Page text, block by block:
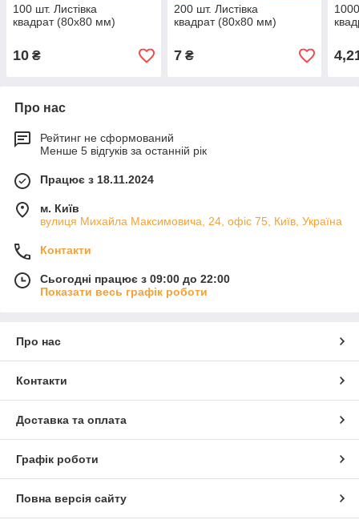
100 шт. Листівка
квадрат (80х80 мм)
10 ₴
200 шт. Листівка
квадрат (80х80 мм)
7₴
Про нас
Рейтинг не сформований
Менше 5 відгуків за останній рік
Працює з 18.11.2024
м. Київ
вулиця Михайла Максимовича, 24, офіс 75, Київ, Україна
Контакти
Сьогодні працює з 09:00 до 22:00
Показати весь графік роботи
Про нас
Контакти
Доставка та оплата
Графік роботи
Повна версія сайту